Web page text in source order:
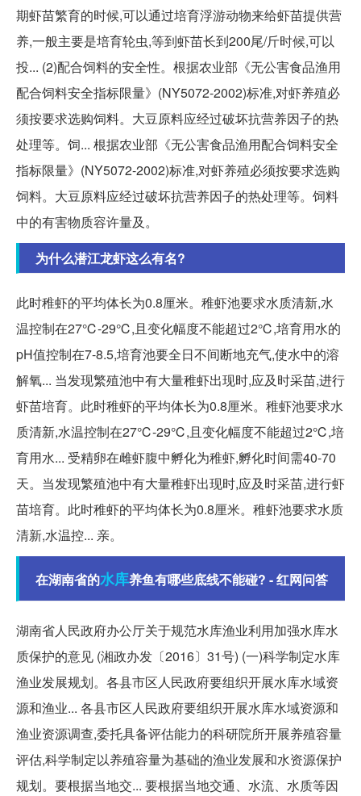
期虾苗繁育的时候,可以通过培育浮游动物来给虾苗提供营
养,一般主要是培育轮虫,等到虾苗长到200尾/斤时候,可以
投... (2)配合饲料的安全性。根据农业部《无公害食品渔用
配合饲料安全指标限量》(NY5072-2002)标准,对虾养殖必
须按要求选购饲料。大豆原料应经过破坏抗营养因子的热
处理等。饲... 根据农业部《无公害食品渔用配合饲料安全
指标限量》(NY5072-2002)标准,对虾养殖必须按要求选购
饲料。大豆原料应经过破坏抗营养因子的热处理等。饲料
中的有害物质容许量及。
为什么潜江龙虾这么有名?
此时稚虾的平均体长为0.8厘米。稚虾池要求水质清新,水
温控制在27℃-29℃,且变化幅度不能超过2℃,培育用水的
pH值控制在7-8.5,培育池要全日不间断地充气,使水中的溶
解氧... 当发现繁殖池中有大量稚虾出现时,应及时采苗,进行
虾苗培育。此时稚虾的平均体长为0.8厘米。稚虾池要求水
质清新,水温控制在27℃-29℃,且变化幅度不能超过2℃,培
育用水... 受精卵在雌虾腹中孵化为稚虾,孵化时间需40-70
天。当发现繁殖池中有大量稚虾出现时,应及时采苗,进行虾
苗培育。此时稚虾的平均体长为0.8厘米。稚虾池要求水质
清新,水温控... 亲。
在湖南省的水库养鱼有哪些底线不能碰? - 红网问答
湖南省人民政府办公厅关于规范水库渔业利用加强水库水
质保护的意见 (湘政办发〔2016〕31号) (一)科学制定水库
渔业发展规划。各县市区人民政府要组织开展水库水域资
源和渔业... 各县市区人民政府要组织开展水库水域资源和
渔业资源调查,委托具备评估能力的科研院所开展养殖容量
评估,科学制定以养殖容量为基础的渔业发展和水资源保护
规划。要根据当地交... 要根据当地交通、水流、水质等因